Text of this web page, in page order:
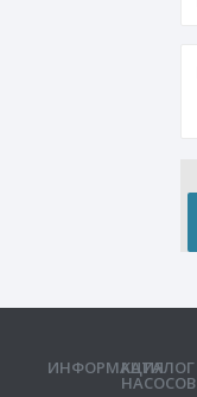
ИНФОРМАЦИЯ
КАТАЛОГ
НАСОСОВ